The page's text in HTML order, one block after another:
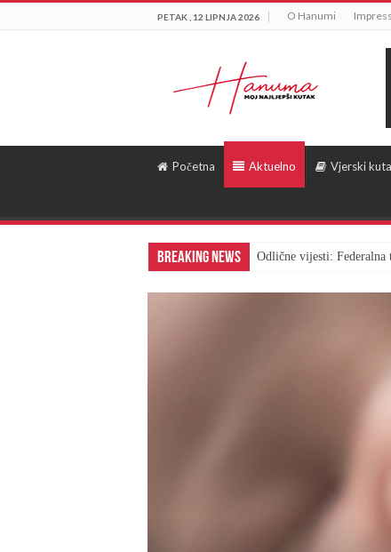
PETAK , 12 LIPNJA 2026 O Hanumi
Početna Aktuelno Vjerski
Breaking News Odlične vijesti: Federalna